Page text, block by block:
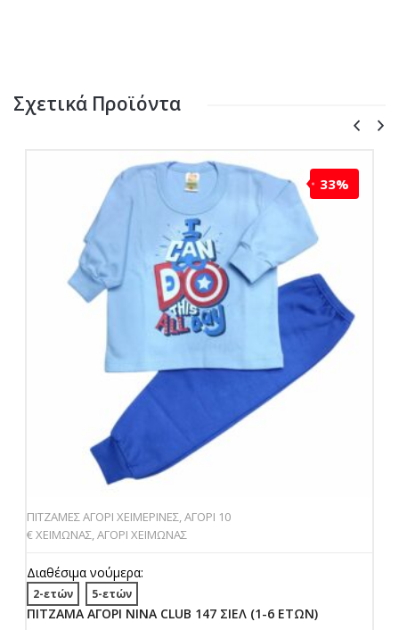
Σχετικά Προϊόντα
33%
ΠΙΤΖΑΜΕΣ ΑΓΟΡΙ ΧΕΙΜΕΡΙΝΕΣ,ΑΓΟΡΙ 10
€ ΧΕΙΜΩΝΑΣ,ΑΓΟΡΙ ΧΕΙΜΩΝΑΣ
Διαθέσιμα νούμερα:
2-ετών 5-ετών
ΠΙΤΖΑΜΑ ΑΓΟΡΙ NINA CLUB 147 ΣΙΕΛ (1-6 ΕΤΩΝ)